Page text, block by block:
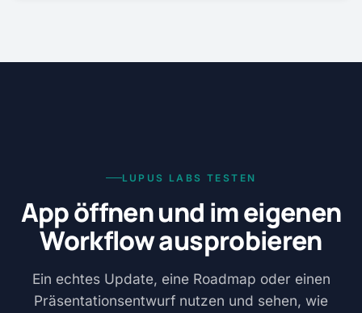
LUPUS LABS TESTEN
App öffnen und im eigenen
Workflow ausprobieren
Ein echtes Update, eine Roadmap oder einen
Präsentationsentwurf nutzen und sehen, wie